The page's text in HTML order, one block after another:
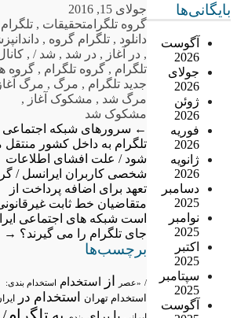
بایگانی‌ها
آگوست
2026
جولای
2026
ژوئن
2026
فوریه
2026
ژانویه
2026
دسامبر
2025
نوامبر
2025
اکتبر
2025
سپتامبر
2025
آگوست
جولای 15, 2016
گروه تلگرامتحقیقات , تلگرام
دانلود , تلگرام گروه ,
, در آغاز , در شد , شد /,
تلگرام , گروه تلگرام , گروه
جدید تلگرام , مرگ , مرگ آغاز
مرگ شد , مشکوک آغاز ,
مشکوک شد
← سرورهای شبکه اجتماعی
تلگرام به داخل کشور
شود / علت افشای اطلاعات
شخصی کاربران ایرانسل /
تعهد برای اضافه پرداخت از
متقاضیان خط ثابت
است شبکه های اجتماعی
جای تلگرام را می گیرند؟ →
برچسب‌ها
/ «عصر از استخدام استخدام بندی:
استخدام تهران استخدام در